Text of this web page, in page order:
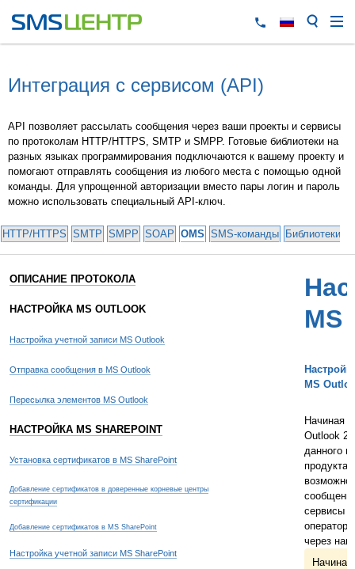
Интеграция с сервисом (API)
API позволяет рассылать сообщения через ваши проекты и сервисы
по протоколам HTTP/HTTPS, SMTP и SMPP. Готовые библиотеки на
разных языках программирования подключаются к вашему проекту и
помогают отправлять сообщения из любого места с помощью одной
команды. Для упрощенной авторизации вместо пары логин и пароль
можно использовать специальный API-ключ.
HTTP/HTTPS SMTP SMPP SOAP OMS SMS-команды Библиотеки
ОПИСАНИЕ ПРОТОКОЛА
НАСТРОЙКА MS OUTLOOK
Настройка учетной записи MS Outlook
Отправка сообщения в MS Outlook
Пересылка элементов MS Outlook
НАСТРОЙКА MS SHAREPOINT
Установка сертификатов в MS SharePoint
Добавление сертификатов в доверенные корневые центры
сертификации
Добавление сертификатов в MS SharePoint
Настройка учетной записи MS SharePoint
MS
MS
Начиная
Outlook
данного
продукта
сервисы
через